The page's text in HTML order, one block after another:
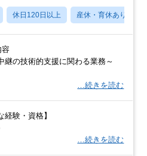
休日120日以上 産休・育休あり
容
継の技術的支援に関わる業務～
…続きを読む
経験・資格】
…続きを読む